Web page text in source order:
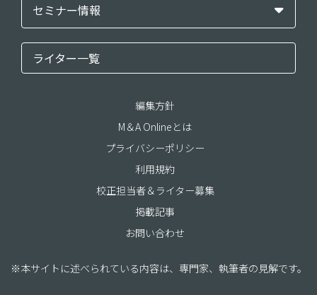
セミナー情報
ライター一覧
編集方針
M＆A Onlineとは
プライバシーポリシー
利用規約
校正担当者＆ライター募集
掲載記事
お問い合わせ
※本サイトに述べられている内容は、専門家、執筆者の見解です。